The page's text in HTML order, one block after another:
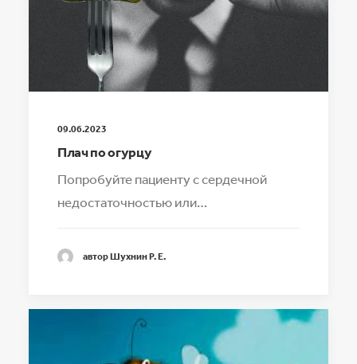
09.06.2023
Плач по огурцу
Попробуйте пациенту с сердечной
недостаточностью или…
автор Шухнин Р. Е.